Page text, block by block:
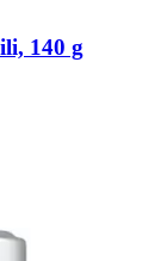
140 g